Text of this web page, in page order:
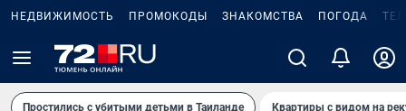
НЕДВИЖИМОСТЬ ПРОМОКОДЫ ЗНАКОМСТВА ПОГОДА
Простились с убитыми детьми в Таиланде Квартиры с видом на